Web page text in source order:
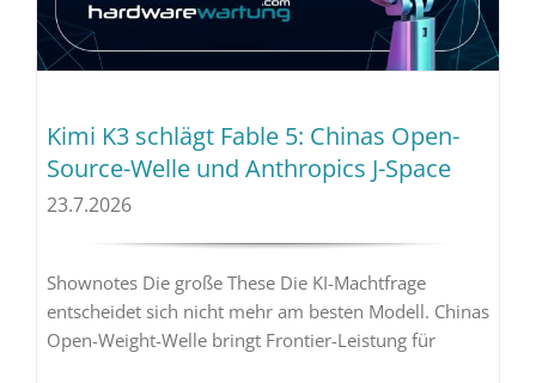
Kimi K3 schlägt Fable 5: Chinas Open-
Source-Welle und Anthropics J-Space
23.7.2026
Shownotes Die große These Die KI-Machtfrage
entscheidet sich nicht mehr am besten Modell. Chinas
Open-Weight-Welle bringt Frontier-Leistung für